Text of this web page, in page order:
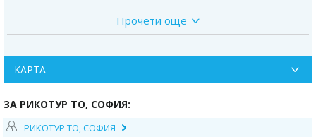
Има градове по-хубави, но няма така вълшебен – чудо за
очите. Иван Вазов
МИНАВАЛИ РИМЛЯНИ, ВИЗАНТИЙЦИ, КРЪСТОНОСЦИ И ЕНИЧАРИ, ДА
СЕ ВЪЗХИЩАВАТЕ НА ДЖАМИИТЕ, ДА НАДНИКНЕТЕ В СУЛТАНСКИЯ
ХАРЕМ, ДА СЕ ПАЗАРИТЕ НА КАПАЛЪ ЧАРШЪ ИЛИ ДА ПОСЕТИТЕ
ИЗГУБИТЕ В ИСТОРИЯТА МУ, НО И СЪВРЕМЕНИЯТ МЕГАПОЛИС
ИСТАНБУЛ, ИМА КАКВО ДА ВИ ПРЕДЛОЖИ.
Прочети още
КАРТА
ЗА РИКОТУР TO, СОФИЯ:
РИКОТУР TO, СОФИЯ